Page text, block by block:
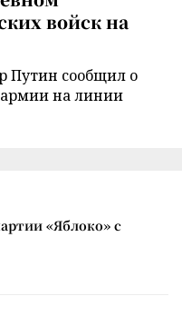
войск на
Путин сообщил о
на линии
«Яблоко» с